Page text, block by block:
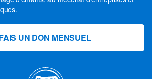
UN DON MENSUEL